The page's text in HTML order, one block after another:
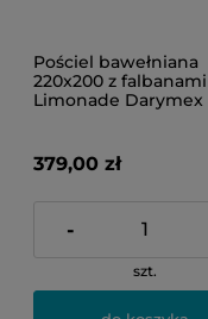
Pościel bawełniana
220x200 z falbanami
Limonade Darymex
379,00 zł
-
szt.